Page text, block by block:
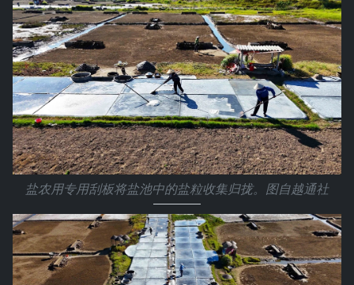
盐农用专用刮板将盐池中的盐粒收集归拢。图自越通社